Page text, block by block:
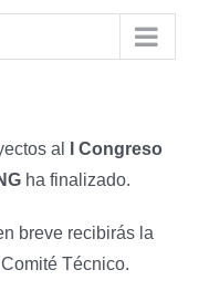
al
I Congreso
ha finalizado.
breve recibirás la
Técnico.